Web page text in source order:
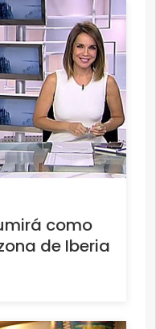
como
de Iberia